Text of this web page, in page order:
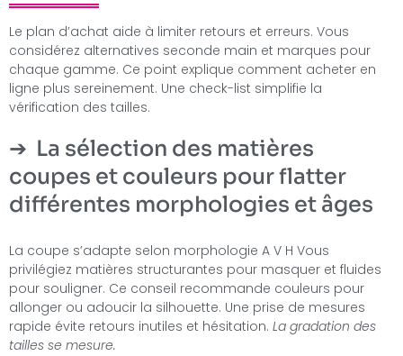
Le plan d’achat aide à limiter retours et erreurs. Vous
considérez alternatives seconde main et marques pour
chaque gamme. Ce point explique comment acheter en
ligne plus sereinement. Une check-list simplifie la
vérification des tailles.
La sélection des matières
coupes et couleurs pour flatter
différentes morphologies et âges
La coupe s’adapte selon morphologie A V H Vous
privilégiez matières structurantes pour masquer et fluides
pour souligner. Ce conseil recommande couleurs pour
allonger ou adoucir la silhouette. Une prise de mesures
rapide évite retours inutiles et hésitation. La gradation des
tailles se mesure.